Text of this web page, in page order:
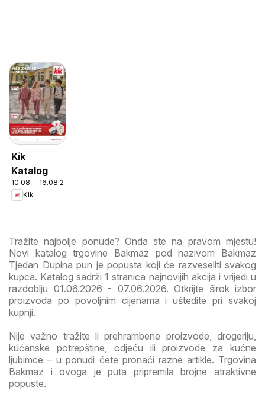
Kik
Katalog
10.08. - 16.08.2026
Kik
Tražite najbolje ponude? Onda ste na pravom mjestu!
Novi katalog trgovine Bakmaz pod nazivom Bakmaz
Tjedan Dupina pun je popusta koji će razveseliti svakog
kupca. Katalog sadrži 1 stranica najnovijih akcija i vrijedi u
razdoblju 01.06.2026 - 07.06.2026. Otkrijte širok izbor
proizvoda po povoljnim cijenama i uštedite pri svakoj
kupnji.
Nije važno tražite li prehrambene proizvode, drogeriju,
kućanske potrepštine, odjeću ili proizvode za kućne
ljubimce – u ponudi ćete pronaći razne artikle. Trgovina
Bakmaz i ovoga je puta pripremila brojne atraktivne
popuste.